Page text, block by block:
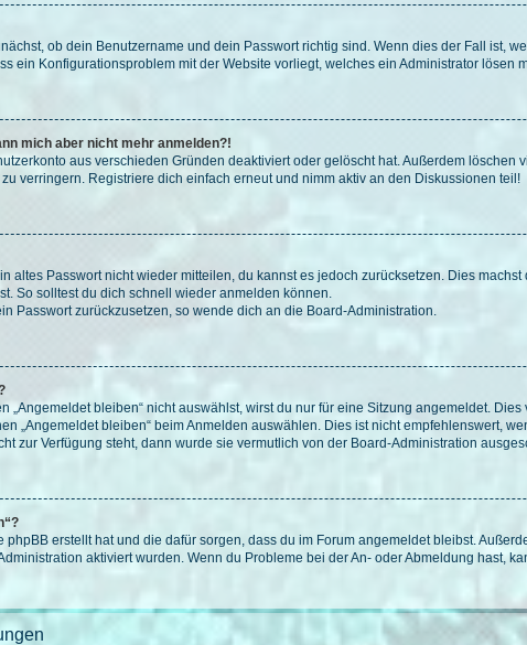
ob dein Benutzername und dein Passwort richtig sind. Wenn dies der Fall ist,
ein Konfigurationsproblem mit der Website vorliegt, welches ein Administrator lösen
mich aber nicht mehr anmelden?!
aus verschieden Gründen deaktiviert oder gelöscht hat. Außerdem
verringern. Registriere dich einfach erneut und nimm aktiv an den Diskussionen teil!
altes Passwort nicht wieder mitteilen, du kannst es jedoch zurücksetzen. Dies
So solltest du dich schnell wieder anmelden können.
Passwort zurückzusetzen, so wende dich an die Board-Administration.
„Angemeldet bleiben“ nicht auswählst, wirst du nur für eine Sitzung angemeldet.
„Angemeldet bleiben“ beim Anmelden auswählen. Dies ist nicht empfehlenswert,
zur Verfügung steht, dann wurde sie vermutlich von der Board-Administration
phpBB erstellt hat und die dafür sorgen, dass du im Forum angemeldet bleibst.
aktiviert wurden. Wenn du Probleme bei der An- oder Abmeldung hast,